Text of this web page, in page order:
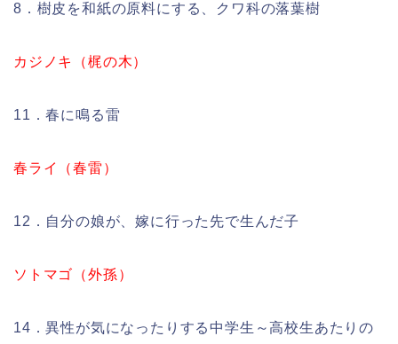
8．樹皮を和紙の原料にする、クワ科の落葉樹
カジノキ（梶の木）
11．春に鳴る雷
春ライ（春雷）
12．自分の娘が、嫁に行った先で生んだ子
ソトマゴ（外孫）
14．異性が気になったりする中学生～高校生あたりの